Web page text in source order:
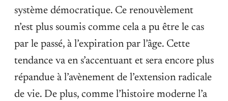
système démocratique. Ce renouvèlement
n’est plus soumis comme cela a pu être le cas
par le passé, à l’expiration par l’âge. Cette
tendance va en s’accentuant et sera encore plus
répandue à l’avènement de l’extension radicale
de vie. De plus, comme l’histoire moderne l’a